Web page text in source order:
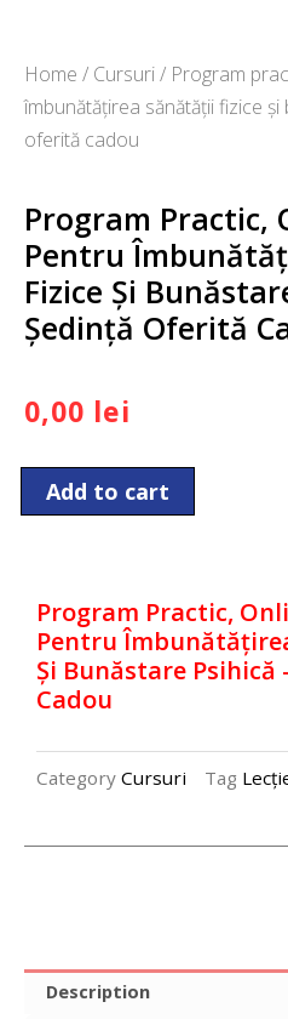
Home / Cursuri/ Program
îmbunătățirea sănătății fizice
oferită cadou
Program Practic,
Pentru
Fizice Și
Ședință Oferită
0,00 lei
Program
practic,
yoga
pentru
îmbunătățirea
sănătății
psihică
cadou
quantity
Add to cart
Program Practic,
Pentru
Și Bunăstare
Cadou
Category Cursuri Tag
Description